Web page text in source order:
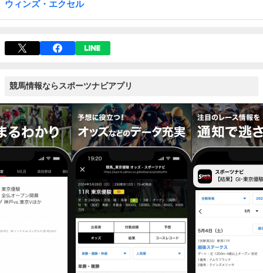
ウィンズ・エクセル
競馬情報ならスポーツナビアプリ